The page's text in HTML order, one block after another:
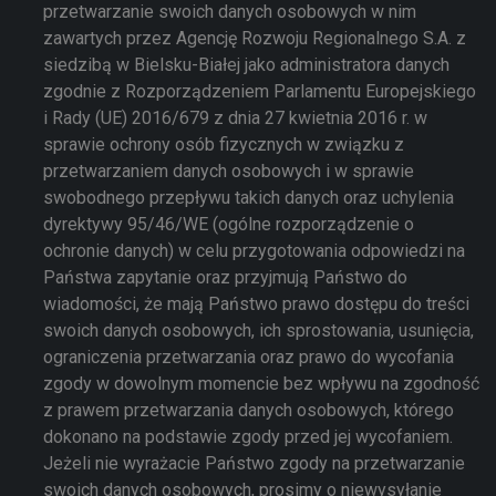
przetwarzanie swoich danych osobowych w nim
zawartych przez Agencję Rozwoju Regionalnego S.A. z
siedzibą w Bielsku-Białej jako administratora danych
zgodnie z Rozporządzeniem Parlamentu Europejskiego
i Rady (UE) 2016/679 z dnia 27 kwietnia 2016 r. w
sprawie ochrony osób fizycznych w związku z
przetwarzaniem danych osobowych i w sprawie
swobodnego przepływu takich danych oraz uchylenia
dyrektywy 95/46/WE (ogólne rozporządzenie o
ochronie danych) w celu przygotowania odpowiedzi na
Państwa zapytanie oraz przyjmują Państwo do
wiadomości, że mają Państwo prawo dostępu do treści
swoich danych osobowych, ich sprostowania, usunięcia,
ograniczenia przetwarzania oraz prawo do wycofania
zgody w dowolnym momencie bez wpływu na zgodność
z prawem przetwarzania danych osobowych, którego
dokonano na podstawie zgody przed jej wycofaniem.
Jeżeli nie wyrażacie Państwo zgody na przetwarzanie
swoich danych osobowych, prosimy o niewysyłanie